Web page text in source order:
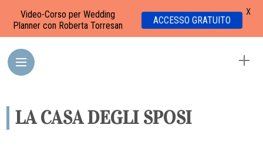
LA CASA DEGLI SPOSI
Video-Corso per Wedding
Planner con Roberta Torresan
ACCESSO GRATUITO
X